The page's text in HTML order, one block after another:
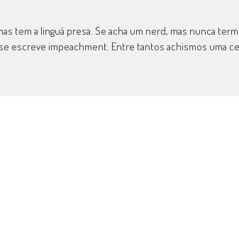
tem a linguá presa. Se acha um nerd, mas nunca
escreve impeachment. Entre tantos achismos uma